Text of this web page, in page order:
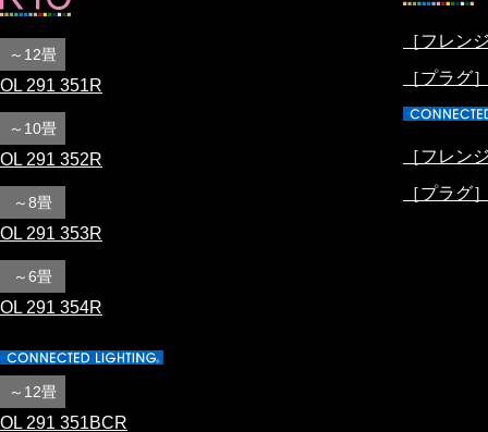
～12畳
OL 291 351R
～10畳
OL 291 352R
～8畳
OL 291 353R
～6畳
OL 291 354R
～12畳
OL 291 351BCR
［フレン
［プラグ
［フレン
［プラグ